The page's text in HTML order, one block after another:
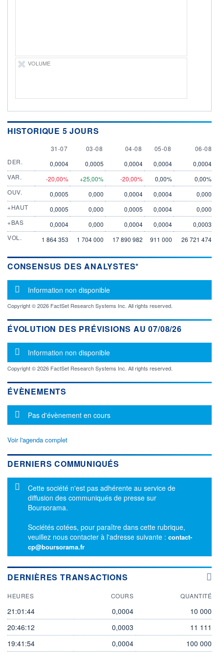
DERNIER
ÉCHANGE
Non éligible
VOLUME
HISTORIQUE 5 JOURS
31 JULY
31-07 3 AUGUST
03-08 4 AUGUST
04-08 5 AUGUST
05-08 6
06-08
DER.
0,0004 0,0005 0,0004 0,0004
0,0004
VAR.
-20,00% +25,00% -20,00% 0,00%
0,00%
OUV.
0,0005 0,000 0,0004 0,0004
0,000
+HAUT
0,0005 0,000 0,0005 0,0004
0,000
+BAS
0,0004 0,000 0,0004 0,0004
0,0003
VOL.
1 864 353 1 704 000 17 890 982 911 000 26 721 474
CONSENSUS DES ANALYSTES*
Message d'information
Information non disponible
Copyright © 2026 FactSet Research Systems Inc. All rights reserved.
ÉVOLUTION DES PRÉVISIONS AU 07/08/26
Message d'information
Information non disponible
Copyright © 2026 FactSet Research Systems Inc. All rights reserved.
ÉVÈNEMENTS
Message d'information
Pas d'évènement en cours
Voir l'agenda complet
DERNIERS COMMUNIQUÉS
Message d'information
Cette société n'est pas adhérente au service de
diffusion des communiqués de presse sur
Boursorama.
Sociétés cotées, pour paraître dans cette rubrique,
veuillez nous contacter à l'adresse suivante : contact-
cp@boursorama.fr
DERNIÈRES TRANSACTIONS
HEURES COURS QUANTITÉ
21:01:44 0,0004
10 000
20:46:12
0,0003
11 111
19:41:54
0,0004
100 000